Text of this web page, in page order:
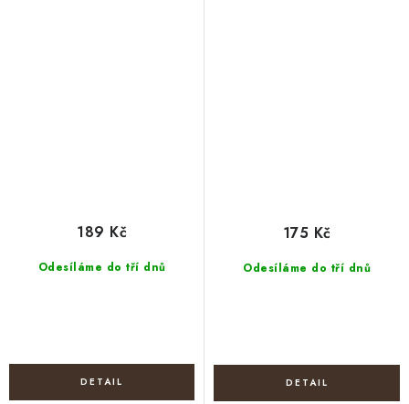
Odesíláme do tří dnů
189 Kč
Odesíláme do tří dnů
175 Kč